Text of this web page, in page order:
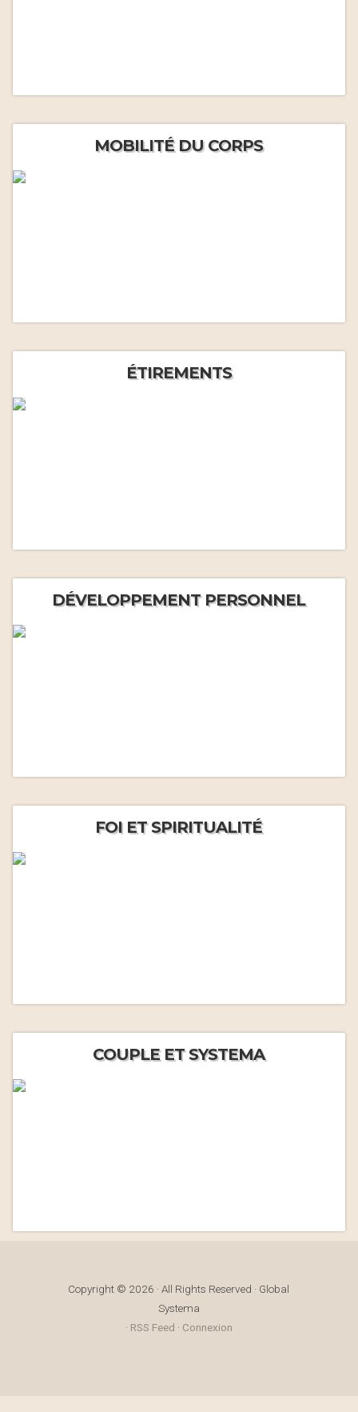
MOBILITÉ DU CORPS
ÉTIREMENTS
DÉVELOPPEMENT PERSONNEL
FOI ET SPIRITUALITÉ
COUPLE ET SYSTEMA
Copyright © 2026 · All Rights Reserved · Global
Systema
· RSS Feed · Connexion